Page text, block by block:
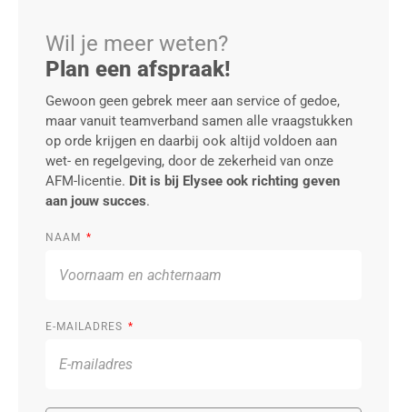
Wil je meer weten?
Plan een afspraak!
Gewoon geen gebrek meer aan service of gedoe,
maar vanuit teamverband samen alle vraagstukken
op orde krijgen en daarbij ook altijd voldoen aan
wet- en regelgeving, door de zekerheid van onze
AFM-licentie. Dit is bij Elysee ook richting geven
aan jouw succes.
NAAM
E-MAILADRES